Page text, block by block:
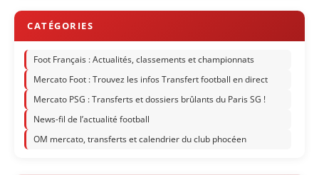
Foot Français : Actualités, classements et championnats
Mercato Foot : Trouvez les infos Transfert football en direct
Mercato PSG : Transferts et dossiers brûlants du Paris SG !
News-fil de l’actualité football
OM mercato, transferts et calendrier du club phocéen